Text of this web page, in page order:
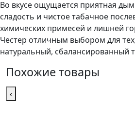
Во вкусе ощущается приятная
сладость и чистое табачное
химических примесей и лишней
Честер отличным выбором для
натуральный, сбалансированный
Похожие товары
‹